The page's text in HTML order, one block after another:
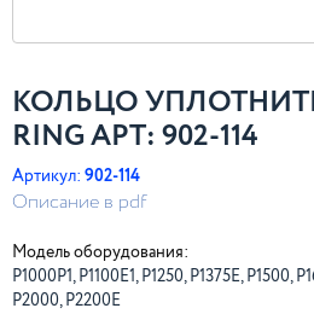
КОЛЬЦО
RING АРТ: 902-114
Артикул: 902-114
Описание в pdf
Модель оборудования:
P1000P1, P1100E1, P1250, P1375E, P1500,
P2000, P2200E